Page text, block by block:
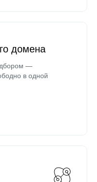
домена
—
в одной